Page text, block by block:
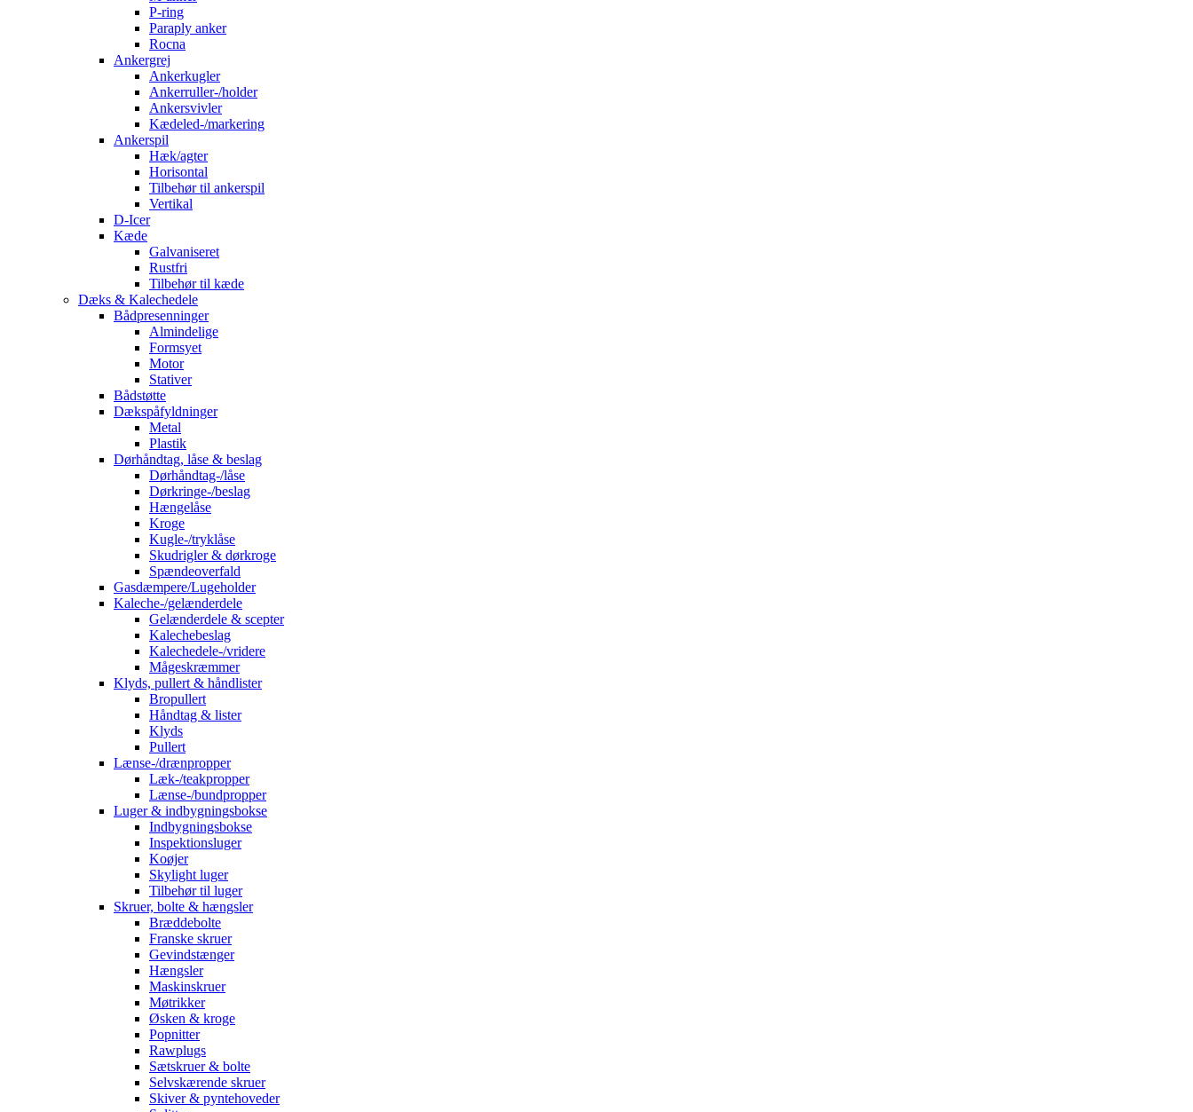
P-ring
Paraply anker
Rocna
Ankergrej
Ankerkugler
Ankerruller-/holder
Ankersvivler
Kædeled-/markering
Ankerspil
Hæk/agter
Horisontal
Tilbehør til ankerspil
Vertikal
D-Icer
Kæde
Galvaniseret
Rustfri
Tilbehør til kæde
Dæks & Kalechedele
Bådpresenninger
Almindelige
Formsyet
Motor
Stativer
Bådstøtte
Dækspåfyldninger
Metal
Plastik
Dørhåndtag, låse & beslag
Dørhåndtag-/låse
Dørkringe-/beslag
Hængelåse
Kroge
Kugle-/tryklåse
Skudrigler & dørkroge
Spændeoverfald
Gasdæmpere/Lugeholder
Kaleche-/gelænderdele
Gelænderdele & scepter
Kalechebeslag
Kalechedele-/vridere
Mågeskræmmer
Klyds, pullert & håndlister
Bropullert
Håndtag & lister
Klyds
Pullert
Lænse-/drænpropper
Læk-/teakpropper
Lænse-/bundpropper
Luger & indbygningsbokse
Indbygningsbokse
Inspektionsluger
Koøjer
Skylight luger
Tilbehør til luger
Skruer, bolte & hængsler
Bræddebolte
Franske skruer
Gevindstænger
Hængsler
Maskinskruer
Møtrikker
Øsken & kroge
Popnitter
Rawplugs
Sætskruer & bolte
Selvskærende skruer
Skiver & pyntehoveder